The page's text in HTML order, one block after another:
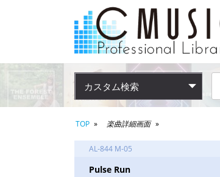
カスタム検索
TOP 楽曲詳細画面
AL-844 M-05
Pulse Run